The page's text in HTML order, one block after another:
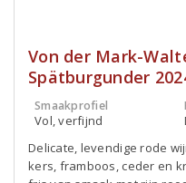
Von der Mark-
Spätburgunder
Smaakprofiel
Vol, verfijnd
Delicate, levendige rode
kers, framboos, ceder en